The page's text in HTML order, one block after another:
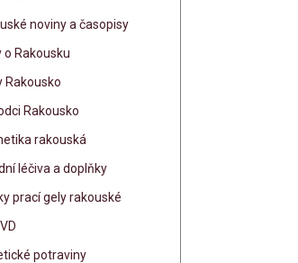
noviny a časopisy
o Rakousku
Rakousko
Rakousko
rakouská
léčiva a doplňky
prací gely rakouské
potraviny